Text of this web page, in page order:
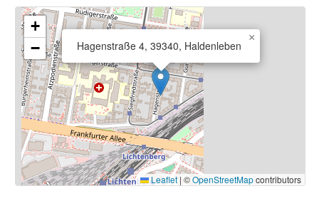
Hagenstraße 4, 39340, Haldenleben
×
+
−
Leaflet | ©OpenStreetMapcontributors